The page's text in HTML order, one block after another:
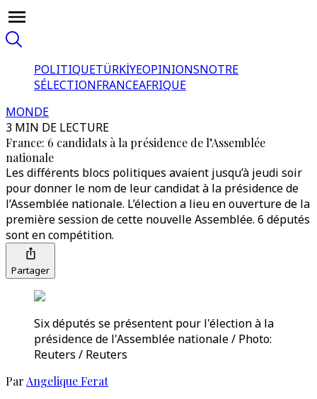
POLITIQUETÜRKİYEOPINIONSNOTRE
SÉLECTIONFRANCEAFRIQUE
MONDE
3 MIN DE LECTURE
France: 6 candidats à la présidence de l’Assemblée
nationale
Les différents blocs politiques avaient jusqu’à jeudi soir
pour donner le nom de leur candidat à la présidence de
l’Assemblée nationale. L’élection a lieu en ouverture de la
première session de cette nouvelle Assemblée. 6 députés
sont en compétition.
Partager
Six députés se présentent pour l'élection à la
présidence de l'Assemblée nationale / Photo:
Reuters / Reuters
Par Angelique Ferat